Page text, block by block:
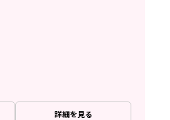
詳細を見る